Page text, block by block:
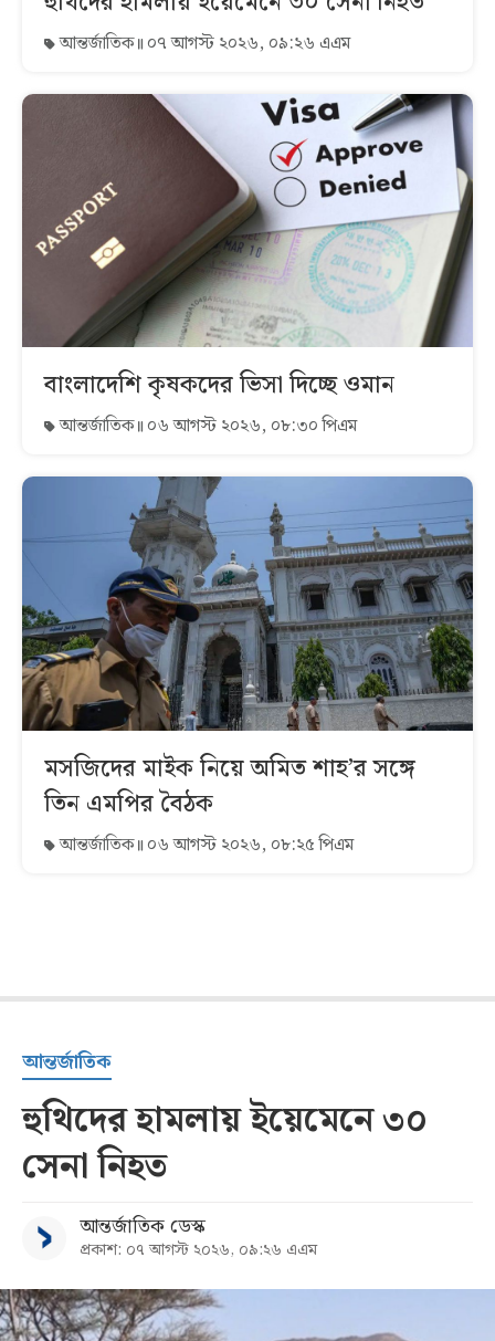
আন্তর্জাতিক ০৭ আগস্ট ২০২৬, ০৯:২৬ এএম
বাংলাদেশি কৃষকদের ভিসা দিচ্ছে ওমান
আন্তর্জাতিক ০৬ আগস্ট ২০২৬, ০৮:৩০ পিএম
মসজিদের মাইক নিয়ে অমিত শাহ’র সঙ্গে
তিন এমপির বৈঠক
আন্তর্জাতিক ০৬ আগস্ট ২০২৬, ০৮:২৫ পিএম
আন্তর্জাতিক
হুথিদের হামলায় ইয়েমেনে ৩০
সেনা নিহত
আন্তর্জাতিক ডেস্ক
প্রকাশ: ০৭ আগস্ট ২০২৬, ০৯:২৬ এএম